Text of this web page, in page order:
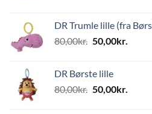
var:
499,00kr..
er:
DR Trumle lille (fra
80,00kr. Den
var:
80,00kr..
50,00kr.
DR Børste lille
80,00kr. Den
50,00kr.